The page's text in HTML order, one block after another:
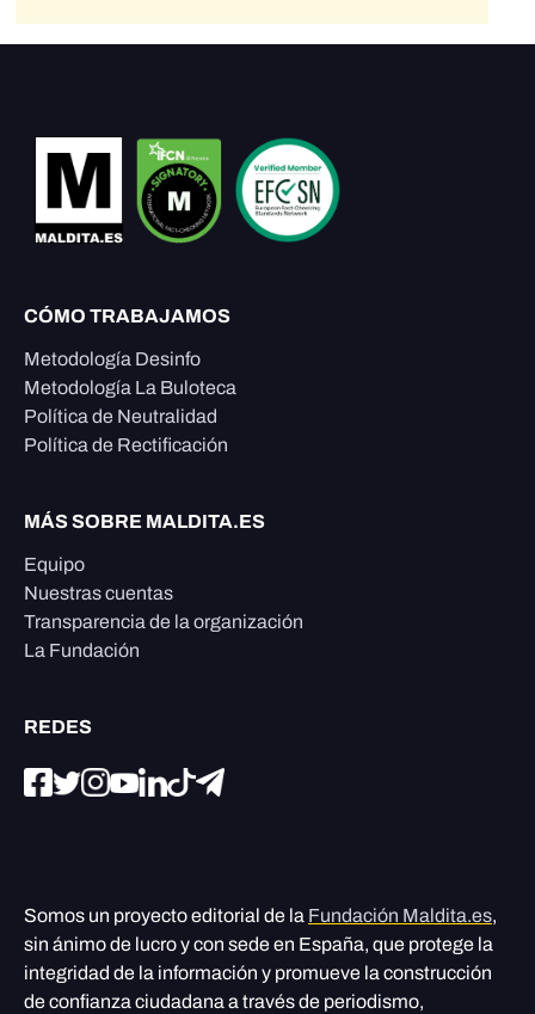
CÓMO TRABAJAMOS
Metodología Desinfo
Metodología La Buloteca
Política de Neutralidad
Política de Rectificación
MÁS SOBRE MALDITA.ES
Equipo
Nuestras cuentas
Transparencia de la organización
La Fundación
REDES
Somos un proyecto editorial de la Fundación Maldita.es,
sin ánimo de lucro y con sede en España, que protege la
integridad de la información y promueve la construcción
de confianza ciudadana a través de periodismo,